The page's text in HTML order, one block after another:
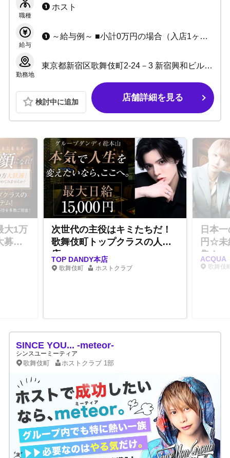
キャストも大募集中・未経験大歓迎！
職種
ホスト
給与
～給与例～ ■小計0万円の場合（入店1ヶ月目） 日給：10,000円×25日=月給25万円+各種賞金 ■小計30万の場合(入店1～3ヶ月目) 日給：12,000円×25日＝月給30万円+各種賞金 ■小計100万の場合 売上：100万円×70%＝月給70万円+各種賞金
勤務地
東京都新宿区歌舞伎町2-24－3 新宿興和ビル5階
検討中に追加 店舗詳細を見る
大1万
募
次世代の主役はキミたちだ！
歌舞伎町トップクラスの人気
店
TOP DANDY本店
歌舞伎町 ホストクラブ
日本
円☆未
集！
ACQUA
歌舞伎
SINCE YOU... -meteor-
シンスユーミーティア
歌舞伎町 ホストクラブ 1部